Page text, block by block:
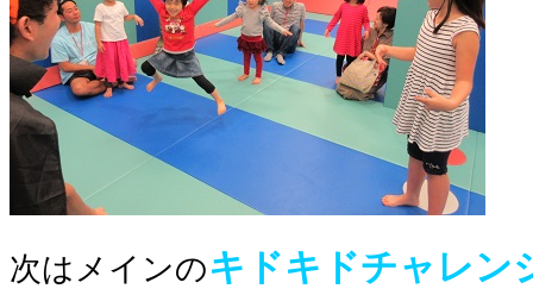
次はメインのキドキドチャレン